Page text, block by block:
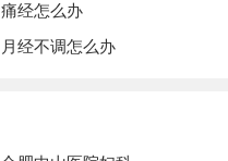
痛经怎么办
月经不调怎么办